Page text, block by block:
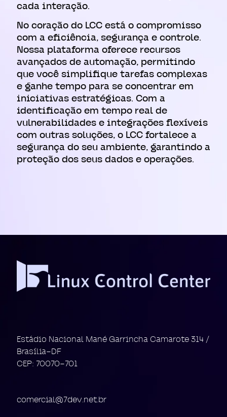
cada interação.
No coração do LCC está o compromisso
com a eficiência, segurança e controle.
Nossa plataforma oferece recursos
avançados de automação, permitindo
que você simplifique tarefas complexas
e ganhe tempo para se concentrar em
iniciativas estratégicas. Com a
identificação em tempo real de
vulnerabilidades e integrações flexíveis
com outras soluções, o LCC fortalece a
segurança do seu ambiente, garantindo a
proteção dos seus dados e operações.
Estádio Nacional Mané Garrincha Camarote 314 /
Brasília-DF
CEP: 70070-701
comercial@7dev.net.br